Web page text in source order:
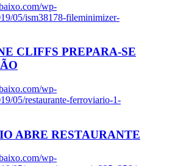
wp-
05/ism38178-fileminimizer-
CLIFFS PREPARA-SE
wp-
05/restaurante-ferroviario-1-
ABRE RESTAURANTE
wp-